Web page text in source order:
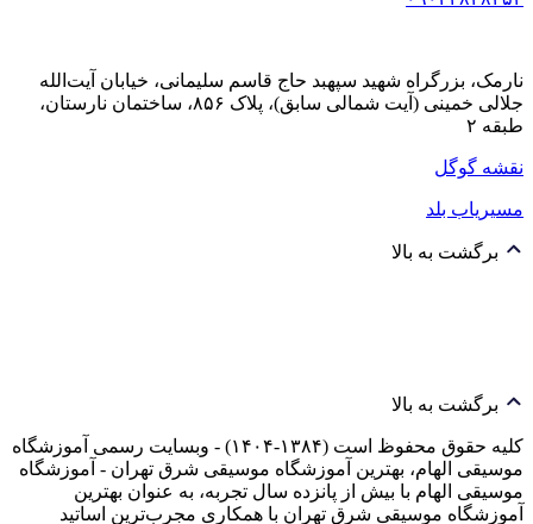
نارمک، بزرگراه شهید سپهبد حاج قاسم سلیمانی، خیابان آیت‌الله
جلالی خمینی (آیت شمالی سابق)، پلاک ۸۵۶، ساختمان نارستان،
طبقه ۲
نقشه گوگل
مسیریاب بلد
برگشت به بالا
برگشت به بالا
کلیه حقوق محفوظ است (۱۳۸۴-۱۴۰۴) - وبسایت رسمی آموزشگاه
موسیقی الهام، بهترین آموزشگاه موسیقی شرق تهران - آموزشگاه
موسیقی الهام با بیش از پانزده سال تجربه، به عنوان بهترین
آموزشگاه موسیقی شرق تهران با همکاری مجرب‌ترین اساتید